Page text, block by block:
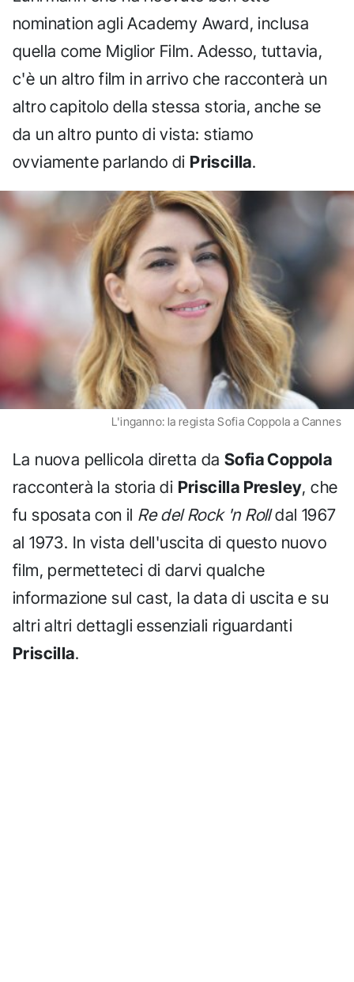
nomination agli Academy Award, inclusa
quella come Miglior Film. Adesso, tuttavia,
c'è un altro film in arrivo che racconterà un
altro capitolo della stessa storia, anche se
da un altro punto di vista: stiamo
ovviamente parlando di Priscilla.
L'inganno: la regista Sofia Coppola a Cannes
La nuova pellicola diretta da Sofia Coppola
racconterà la storia di Priscilla Presley, che
fu sposata con il Re del Rock 'n Rolldal 1967
al 1973. In vista dell'uscita di questo nuovo
film, permetteteci di darvi qualche
informazione sul cast, la data di uscita e su
altri altri dettagli essenziali riguardanti
Priscilla.